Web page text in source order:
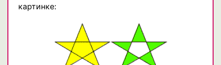
картинке: